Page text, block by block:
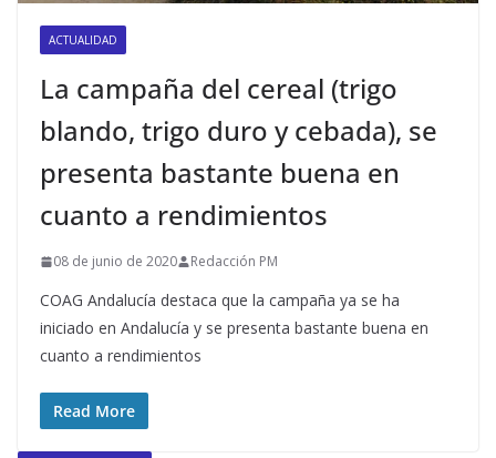
ACTUALIDAD
La campaña del cereal (trigo
blando, trigo duro y cebada), se
presenta bastante buena en
cuanto a rendimientos
08 de junio de 2020 Redacción PM
COAG Andalucía destaca que la campaña ya se ha
iniciado en Andalucía y se presenta bastante buena en
cuanto a rendimientos
Read More